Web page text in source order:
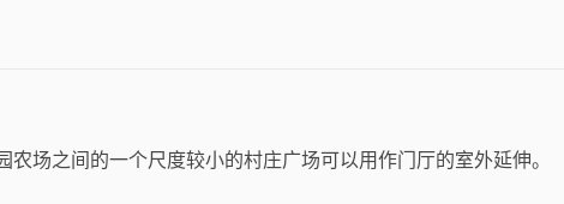
场之间的一个尺度较小的村庄广场可以用作门厅的室外延伸。